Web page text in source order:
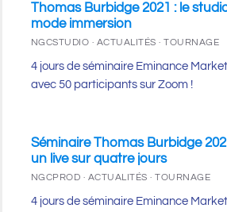
Thomas Burbidge 2021 : le
mode immersion
NGCSTUDIO · ACTUALITÉS · TOURNAGE
4 jours de séminaire Eminance
avec 50 participants sur Zoom !
Séminaire Thomas Burbidge
un live sur quatre jours
NGCPROD · ACTUALITÉS · TOURNAGE
4 jours de séminaire Eminance